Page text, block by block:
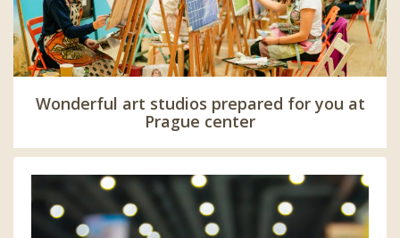
Wonderful art studios prepared for you at
Prague center